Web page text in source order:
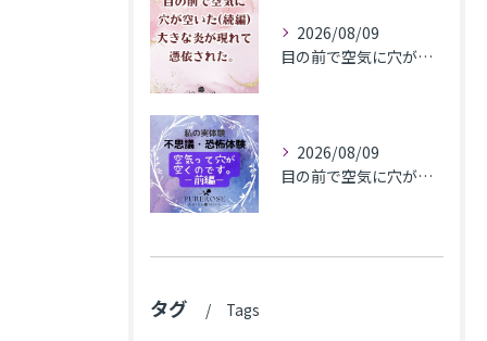
2026/08/09
目の前で空気に穴が空いた(続編)大きな炎が現れて憑依された。
2026/08/09
目の前で​空気に穴が空いた(前編)
タグ Tags